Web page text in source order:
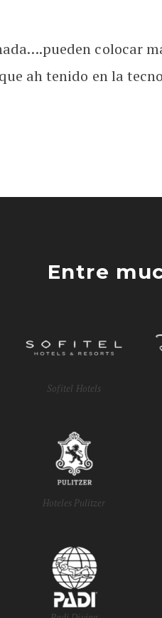
colocar
ah tenido en la
Entre
Sofitel Hotels
Hoteles Pulitzer